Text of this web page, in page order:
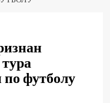
футболу